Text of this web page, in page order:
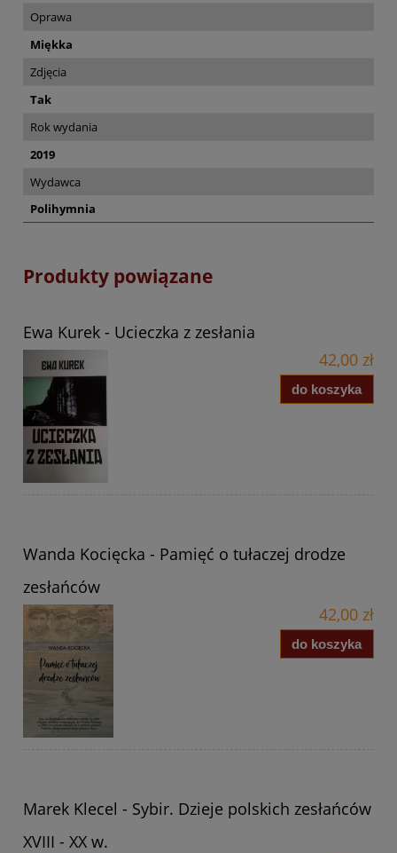
Oprawa
Miękka
Zdjęcia
Tak
Rok wydania
2019
Wydawca
Polihymnia
Produkty powiązane
Ewa Kurek - Ucieczka z zesłania
42,00 zł
do koszyka
Wanda Kocięcka - Pamięć o tułaczej drodze
zesłańców
42,00 zł
do koszyka
Marek Klecel - Sybir. Dzieje polskich zesłańców
XVIII - XX w.